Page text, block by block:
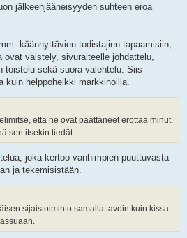
jälkeenjääneisyyden suhteen eroa
käännyttävien todistajien tapaamisiin,
väistely, sivuraiteelle johdattelu,
toistelu sekä suora valehtelu. Siis
kuin helppoheikki markkinoilla.
että he ovat päättäneet erottaa minut.
sen itsekin tiedät.
joka kertoo vanhimpien puuttuvasta
ja tekemisistään.
sijaistoiminto samalla tavoin kuin kissa